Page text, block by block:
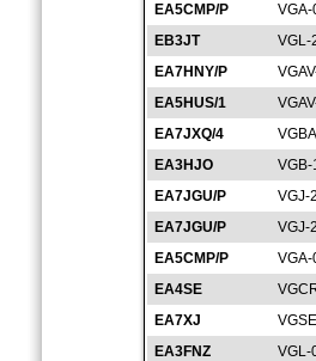
EA5CMP/P
EB3JT
VGL-
EA7HNY/P
EA5HUS/1
EA7JXQ/4
EA3HJO
EA7JGU/P
VGJ-
EA7JGU/P
VGJ-
EA5CMP/P
EA4SE
EA7XJ
EA3FNZ
VGL-